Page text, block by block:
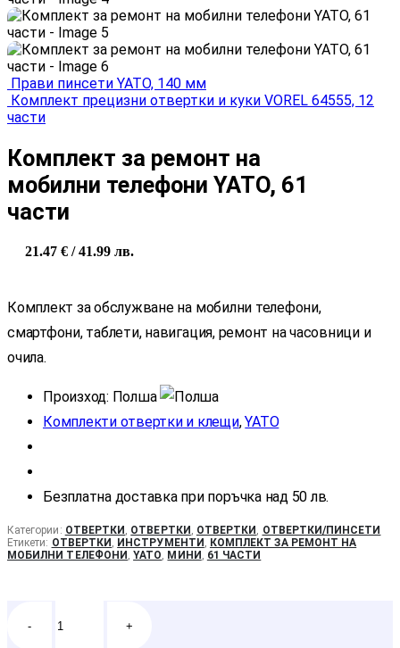
Прави пинсети YATO, 140 мм
Комплект прецизни отвертки и куки VOREL 64555, 12
части
Комплект за ремонт на
мобилни телефони YATO, 61
части
21.47 € / 41.99 лв.
Комплект за обслужване на мобилни телефони,
смартфони, таблети, навигация, ремонт на часовници и
очила.
Произход: Полша
Комплекти отвертки и клещи,YATO
Безплатна доставкапри поръчка над 50 лв.
Категории: ОТВЕРТКИ , ОТВЕРТКИ , ОТВЕРТКИ , ОТВЕРТКИ/ПИНСЕТИ
Етикети: ОТВЕРТКИ , ИНСТРУМЕНТИ , КОМПЛЕКТ ЗА РЕМОНТ НА
МОБИЛНИ ТЕЛЕФОНИ ,YATO, МИНИ , 61 ЧАСТИ
- +